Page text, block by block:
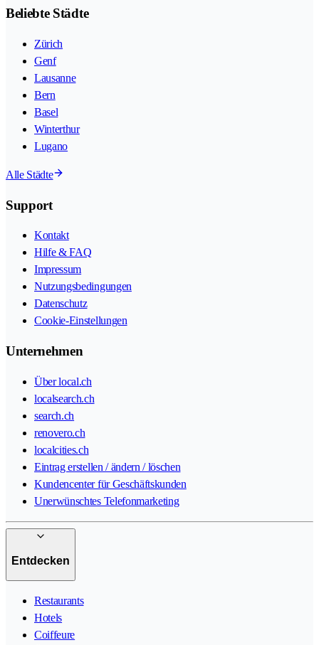
Beliebte Städte
Zürich
Genf
Lausanne
Bern
Basel
Winterthur
Lugano
Alle Städte
Support
Kontakt
Hilfe & FAQ
Impressum
Nutzungsbedingungen
Datenschutz
Cookie-Einstellungen
Unternehmen
Über local.ch
localsearch.ch
search.ch
renovero.ch
localcities.ch
Eintrag erstellen / ändern / löschen
Kundencenter für Geschäftskunden
Unerwünschtes Telefonmarketing
Entdecken
Restaurants
Hotels
Coiffeure